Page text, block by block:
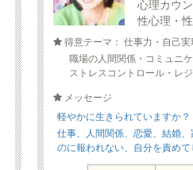
心理カウ
性心理・
得意テーマ： 仕事力・自己実
職場の人間関係・コミュニ
ストレスコントロール・レ
メッセージ
軽やかに生きられていますか？
仕事、人間関係、恋愛、結婚
のに報われない、自分を責めて